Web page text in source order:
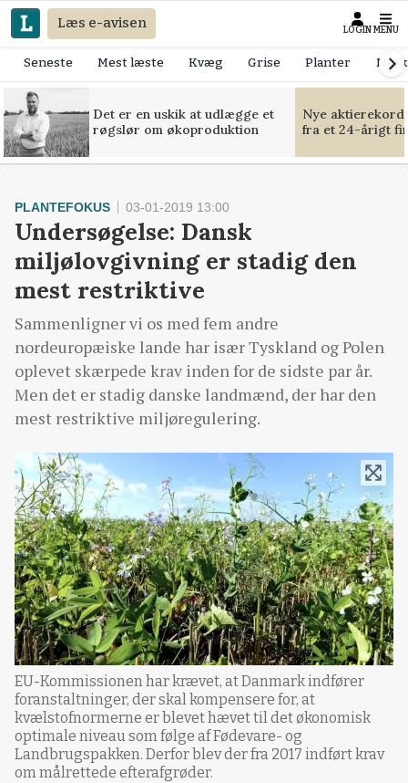
Læs e-avisen LOGIN MENU
Seneste Mest læste Kvæg Grise Planter
Det er en uskik at udlægge et
røgslør om økoproduktion
Nye
fra et 24-årigt
PLANTEFOKUS 03-01-2019 13:00
Undersøgelse: Dansk
miljølovgivning er stadig den
mest restriktive
Sammenligner vi os med fem andre
nordeuropæiske lande har især Tyskland og Polen
oplevet skærpede krav inden for de sidste par år.
Men det er stadig danske landmænd, der har den
mest restriktive miljøregulering.
EU-Kommissionen har krævet, at Danmark indfører
foranstaltninger, der skal kompensere for, at
kvælstofnormerne er blevet hævet til det økonomisk
optimale niveau som følge af Fødevare- og
Landbrugspakken. Derfor blev der fra 2017 indført krav
om målrettede efterafgrøder.